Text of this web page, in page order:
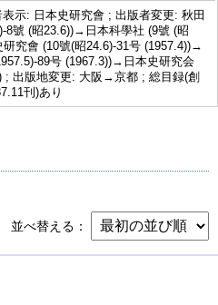
示: 日本史研究會 ; 出版者変更: 秋田
8號 (昭23.6))→日本科學社 (9號 (昭
究會 (10號(昭24.6)-31号 (1957.4))→
89号 (1967.3))→日本史研究会
; 出版地変更: 大阪→京都 ; 総目録(創
刊)あり
並べ替える